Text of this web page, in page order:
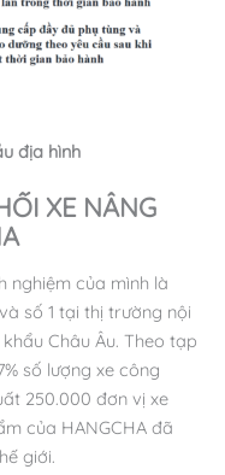
địa hình
XE NÂNG
nghiệm của mình là
số 1 tại thị trường nội
Châu Âu. Theo tạp
số lượng xe công
250.000 đơn vị xe
của HANGCHA đã
giới.